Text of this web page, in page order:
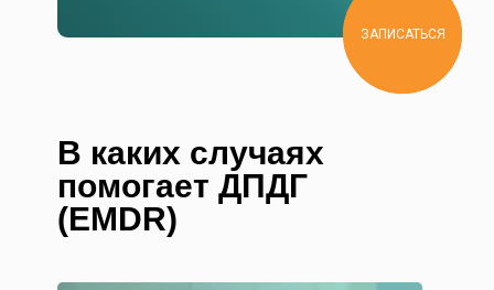
ЗАПИСАТЬСЯ
В каких случаях
помогает ДПДГ
(EMDR)